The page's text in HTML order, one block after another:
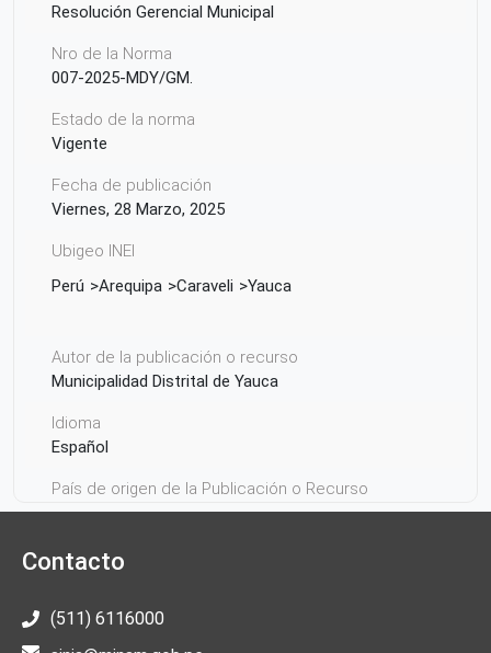
Resolución Gerencial Municipal
Nro de la Norma
007-2025-MDY/GM.
Estado de la norma
Vigente
Fecha de publicación
Viernes, 28 Marzo, 2025
Ubigeo INEI
Perú
Arequipa Caraveli Yauca
Autor de la publicación o recurso
Municipalidad Distrital de Yauca
Idioma
Español
País de origen de la Publicación o Recurso
Perú
Contacto
(511) 6116000